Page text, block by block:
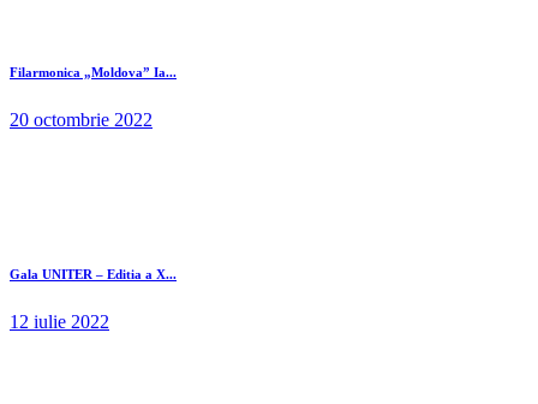
Filarmonica „Moldova” Ia...
20 octombrie 2022
Gala UNITER – Editia a X...
12 iulie 2022